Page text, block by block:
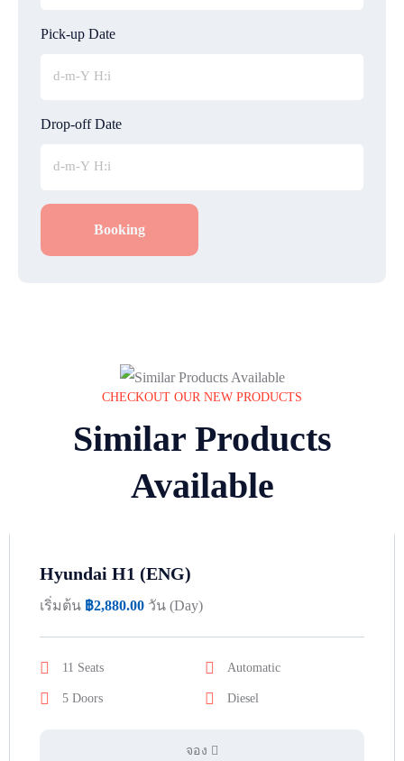
Pick-up Date
Drop-off Date
Booking
CHECKOUT OUR NEW PRODUCTS
Similar Products
Available
Hyundai H1 (ENG)
เริ่มต้น ฿2,880.00 วัน (Day)
11 Seats Automatic
5 Doors Diesel
จอง